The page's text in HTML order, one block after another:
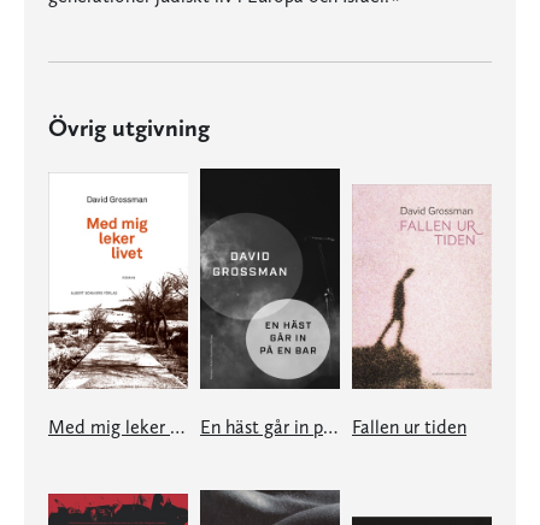
Övrig utgivning
Med mig leker livet En häst går in på en bar Fallen ur tiden